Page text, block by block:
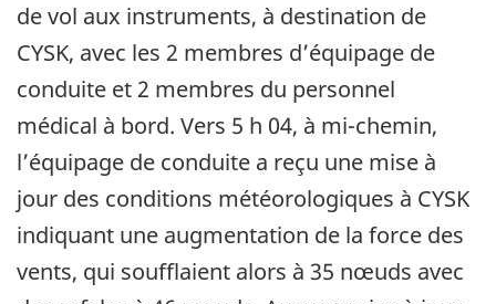
de vol aux instruments, à destination de
CYSK, avec les 2 membres d’équipage de
conduite et 2 membres du personnel
médical à bord. Vers 5 h 04, à mi-chemin,
l’équipage de conduite a reçu une mise à
jour des conditions météorologiques à CYSK
indiquant une augmentation de la force des
vents, qui soufflaient alors à 35 nœuds avec